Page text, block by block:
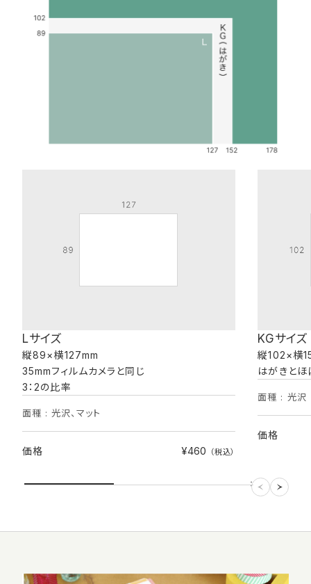
Lサイズ
縦89×横127mm
35mmフィルムカメラと同じ
3：2の比率
面種 : 光沢、マット
価格 ¥460 （税込）
KGサイズ
縦102×横
はがきとほ
面種 : 光沢
価格